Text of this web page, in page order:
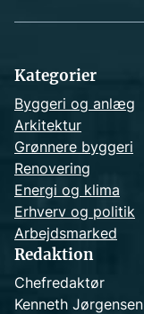
Kategorier
Byggeri og anlæg
Arkitektur
Grønnere byggeri
Renovering
Energi og klima
Erhverv og politik
Arbejdsmarked
Redaktion
Chefredaktør
Kenneth Jørgensen